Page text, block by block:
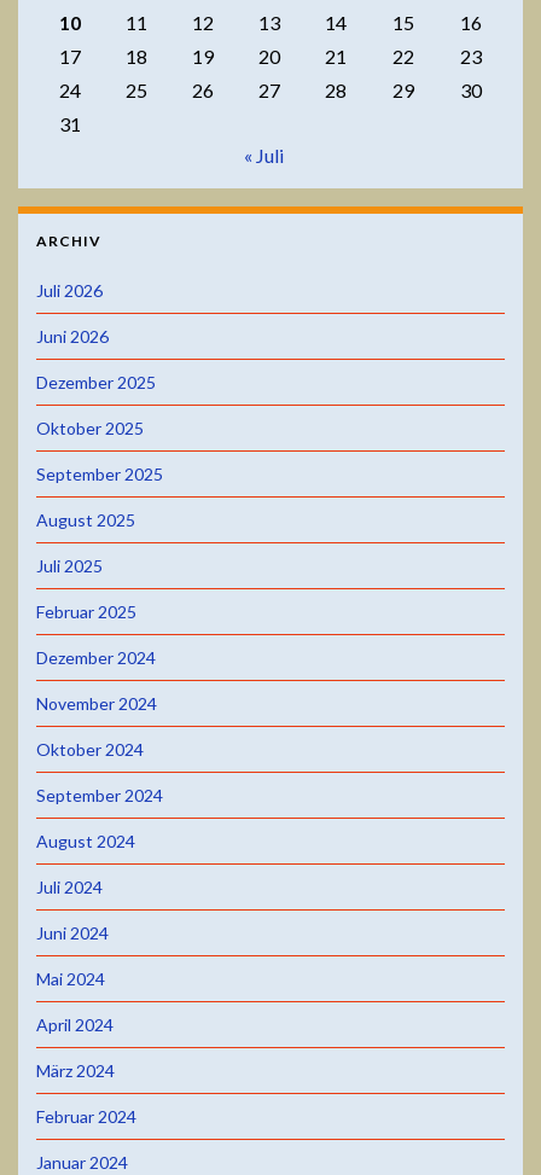
10
11 12 13 14 15
16
17
18 19 20 21 22
23
24
25 26 27 28 29
30
31
« Juli
ARCHIV
Juli 2026
Juni 2026
Dezember 2025
Oktober 2025
September 2025
August 2025
Juli 2025
Februar 2025
Dezember 2024
November 2024
Oktober 2024
September 2024
August 2024
Juli 2024
Juni 2024
Mai 2024
April 2024
März 2024
Februar 2024
Januar 2024